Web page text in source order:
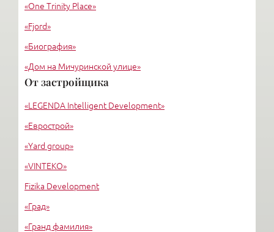
«One Trinity Place»
«Fjord»
«Биография»
«Дом на Мичуринской улице»
«Крестовский, 12»
«Ориенталь»
От застройщика
«LEGENDA Intelligent Development»
«Еврострой»
«Yard group»
«VINTEKO»
Fizika Development
«Град»
«Гранд фамилия»